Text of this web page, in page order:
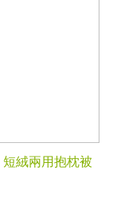
短絨兩用抱枕被